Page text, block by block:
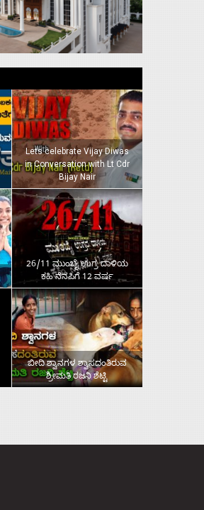
Lets celebrate Vijay Diwas
in Conversation with Lt Cdr
Bijay Nair
26/11 ಮುಂಬೈ ಉಗ್ರ ದಾಳಿಯ
ಕಹಿ ನೆನಪಿಗೆ 12 ವರ್ಷ
ಬೀದಿ ಶ್ವಾನಗಳ ಶ್ವಾಸದಂತಿರುವ
ಶ್ರೀಮತಿ ರಜನಿ ಶೆಟ್ಟಿ